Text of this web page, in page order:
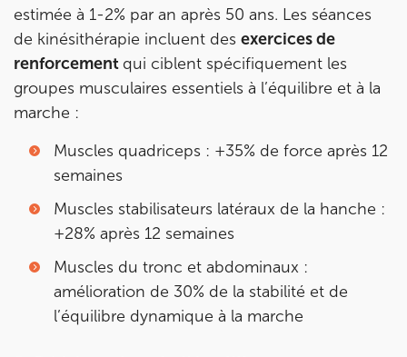
estimée à 1-2% par an après 50 ans. Les séances
de kinésithérapie incluent des exercices de
renforcement qui ciblent spécifiquement les
groupes musculaires essentiels à l’équilibre et à la
marche :
Muscles quadriceps : +35% de force après 12
semaines
Muscles stabilisateurs latéraux de la hanche :
+28% après 12 semaines
Muscles du tronc et abdominaux :
amélioration de 30% de la stabilité et de
l’équilibre dynamique à la marche
Prenez RDV sur
Prenez RDV sur
IK OLYMPE SANTE ANTONY
28 Rue Velpeau 92160 Antony
28 Rue Velpeau 92160 Antony
01 76 21 71 41
Prenez RDV sur
KOSS PARIS 8